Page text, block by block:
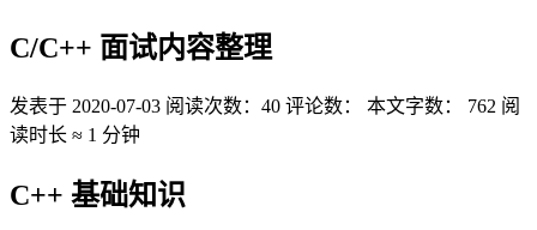
C/C++ 面试内容整理
发表于 2020-07-03 阅读次数： 40 评论数： 本文字数： 762 阅
读时长 ≈ 1 分钟
C++ 基础知识